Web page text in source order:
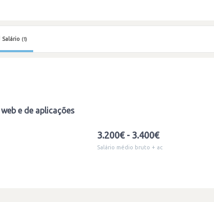
Salário (1)
e de aplicações
3.200€ - 3.400€
Salário médio bruto + ac